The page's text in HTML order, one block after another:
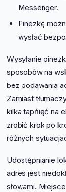
Messenger.
Pinezkę
wysłać
Wysyłanie
sposobów na
bez podawania
Zamiast
kilka tapńięć na
zrobić krok po
różnych
Udostępnianie
adres jest
słowami.